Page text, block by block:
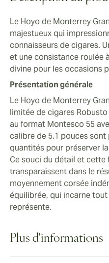
Le Hoyo de Monterrey
majestueux qui
connaisseurs de cigares.
et une consistance roulée
divine pour les occasions
Présentation générale
Le Hoyo de Monterrey
limitée de cigares
au format Montesco 55
calibre de 5.1 pouces
quantités pour préserver
Ce souci du détail et
transparaissent dans le
moyennement corsée
équilibrée, qui incarne
représente.
Plus d'informations